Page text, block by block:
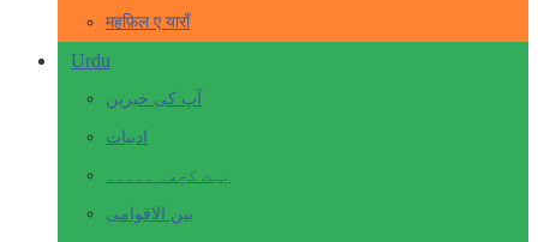
महफ़िल ए याराँ
Urdu
آپ کی خبریں
ادبیات
بہت کچھ۔ ۔۔۔۔۔
بین الاقوامی